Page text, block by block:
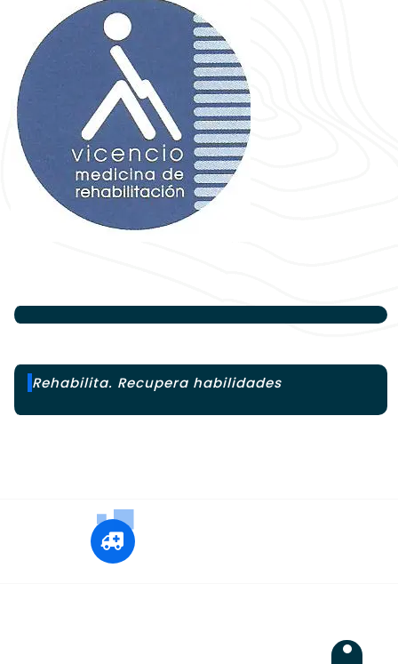
Rehabilita. Recupera habilidades